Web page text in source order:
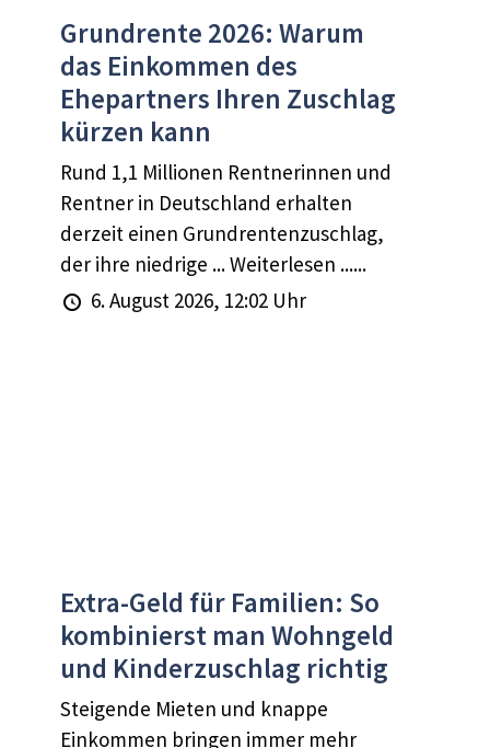
Grundrente 2026: Warum
das Einkommen des
Ehepartners Ihren Zuschlag
kürzen kann
Rund 1,1 Millionen Rentnerinnen und
Rentner in Deutschland erhalten
derzeit einen Grundrentenzuschlag,
der ihre niedrige ... Weiterlesen ......
6. August 2026, 12:02 Uhr
Extra-Geld für Familien: So
kombinierst man Wohngeld
und Kinderzuschlag richtig
Steigende Mieten und knappe
Einkommen bringen immer mehr